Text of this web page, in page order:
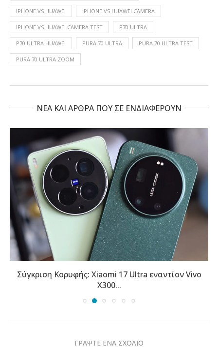
IPHONE VS HUAWEI IPHONE VS HUAWEI CAMERA
IPHONE VS HUAWEI CAMERA TEST P70 ULTRA
P70 ULTRA HUAWEI PURA 70 ULTRA PURA 70 ULTRA TEST
PURA 70 ULTRA ZOOM
NΕΑ ΚΑΙ ΑΡΘΡΑ ΠΟΥ ΣΕ ΕΝΔΙΑΦΕΡΟΥΝ
Σύγκριση Κορυφής: Xiaomi 17 Ultra εναντίον Vivo
X300...
ΓΡΑΨΤΕ ΕΝΑ ΣΧΟΛΙΟ